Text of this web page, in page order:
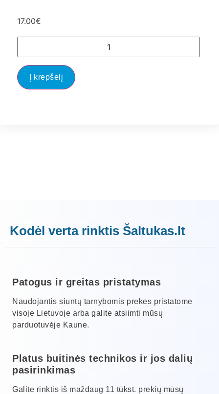
17.00€
Į krepšelį
Kodėl verta rinktis Šaltukas.lt
Patogus ir greitas pristatymas
Naudojantis siuntų tarnybomis prekes pristatome
visoje Lietuvoje arba galite atsiimti mūsų
parduotuvėje Kaune.
Platus buitinės technikos ir jos dalių
pasirinkimas
Galite rinktis iš maždaug 11 tūkst. prekių mūsų